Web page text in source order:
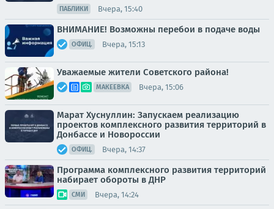
ПАБЛИКИ Вчера, 15:40
ВНИМАНИЕ! Возможны перебои в подаче воды
ОФИЦ. Вчера, 15:13
Уважаемые жители Советского района!
МАКЕЕВКА Вчера, 15:06
Марат Хуснуллин: Запускаем реализацию
проектов комплексного развития территорий в
Донбассе и Новороссии
ОФИЦ. Вчера, 14:37
Программа комплексного развития территорий
набирает обороты в ДНР
СМИ Вчера, 14:24